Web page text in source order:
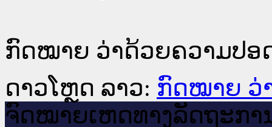
ກົດໝາຍ ວ່າດ້ວຍຄວາມປອ
ດາວໂຫຼດ ລາວ: ກົດໝາຍ ວ່
ຈົດ​ໝາຍ​ເຫດ​ທາງ​ລັດ​ຖະ​ກາ